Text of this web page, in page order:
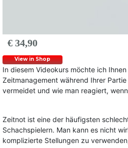
€ 34,90
View in Shop
In diesem Videokurs möchte ich
Zeitmanagement während Ihrer
vermeidet und wie man reagiert,
Zeitnot ist eine der häufigsten
Schachspielern. Man kann es nicht
komplizierte Stellungen zu